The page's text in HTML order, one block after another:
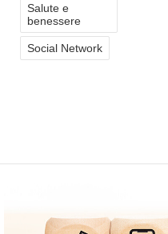
Salute e
benessere
Social Network